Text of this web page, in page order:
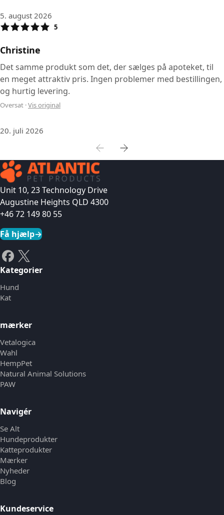
5. august 2026
5
Christine
Det samme produkt som det, der sælges på apoteket, til
en meget attraktiv pris. Ingen problemer med bestillingen,
og hurtig levering.
Oversat ·Vis original
20. juli 2026
Unit 10, 23 Technology Drive
Augustine Heights QLD 4300
+46 72 149 80 55
Få hjælp→
Kategorier
Hund
Kat
mærker
Vetalogica
Wahl
HempPet
Natural Animal Solutions
PAW
Navigér
Se Alt
Hundeprodukter
Katteprodukter
Mærker
Nyheder
Blog
Kundeservice